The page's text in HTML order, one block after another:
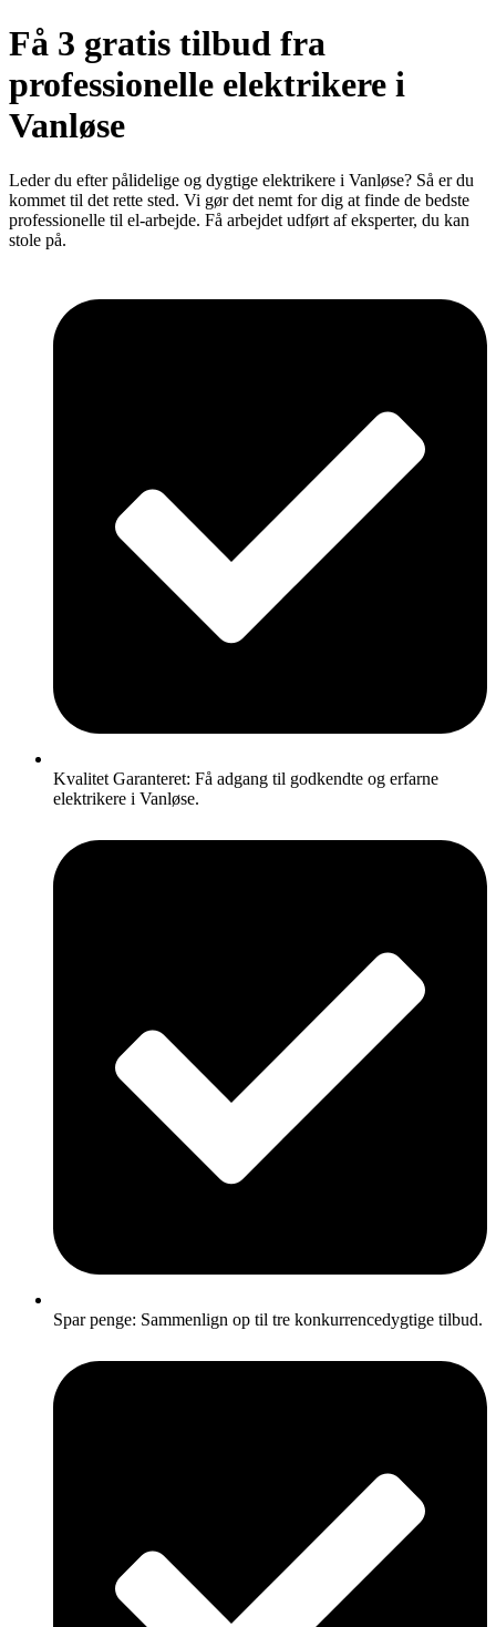
Få 3 gratis tilbud fra
professionelle elektrikere i
Vanløse
Leder du efter pålidelige og dygtige elektrikere i Vanløse? Så er du
kommet til det rette sted. Vi gør det nemt for dig at finde de bedste
professionelle til el-arbejde. Få arbejdet udført af eksperter, du kan
stole på.
Kvalitet Garanteret: Få adgang til godkendte og erfarne
elektrikere i Vanløse.
Spar penge: Sammenlign op til tre konkurrencedygtige tilbud.